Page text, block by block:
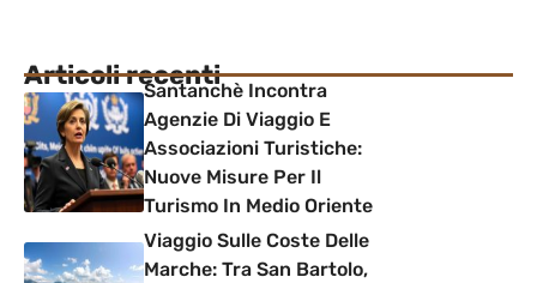
Articoli recentiSantanchè Incontra
Agenzie Di Viaggio E
Associazioni Turistiche:
Nuove Misure Per Il
Turismo In Medio Oriente
Viaggio Sulle Coste Delle
Marche: Tra San Bartolo,